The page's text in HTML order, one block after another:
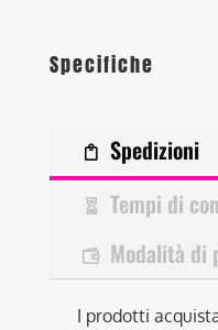
Specifiche
Spedizioni
Tempi di
Modalità di
I prodotti